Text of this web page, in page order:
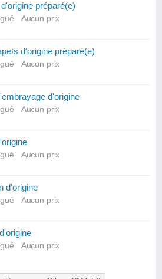
préparé(e)
Aucun prix
d'origine préparé(e)
Aucun prix
d'origine
Aucun prix
Aucun prix
d'origine
Aucun prix
Aucun prix